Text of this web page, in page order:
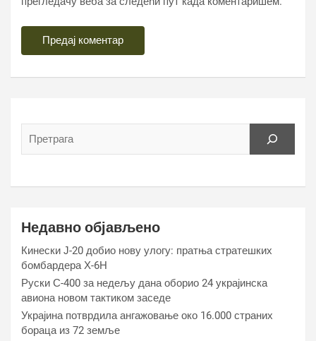
Недавно објављено
Кинески Ј-20 добио нову улогу: пратња стратешких
бомбардера Х-6Н
Руски С-400 за недељу дана оборио 24 украјинска
авиона новом тактиком заседе
Украјина потврдила ангажовање око 16.000 страних
бораца из 72 земље